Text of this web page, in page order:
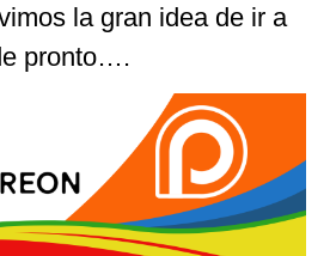
la gran idea de ir a
pronto….